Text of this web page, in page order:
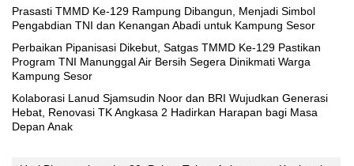
Prasasti TMMD Ke-129 Rampung Dibangun, Menjadi Simbol
Pengabdian TNI dan Kenangan Abadi untuk Kampung Sesor
Perbaikan Pipanisasi Dikebut, Satgas TMMD Ke-129 Pastikan
Program TNI Manunggal Air Bersih Segera Dinikmati Warga
Kampung Sesor
Kolaborasi Lanud Sjamsudin Noor dan BRI Wujudkan Generasi
Hebat, Renovasi TK Angkasa 2 Hadirkan Harapan bagi Masa
Depan Anak